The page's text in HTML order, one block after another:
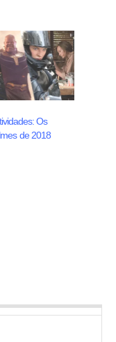
Os
de 2018